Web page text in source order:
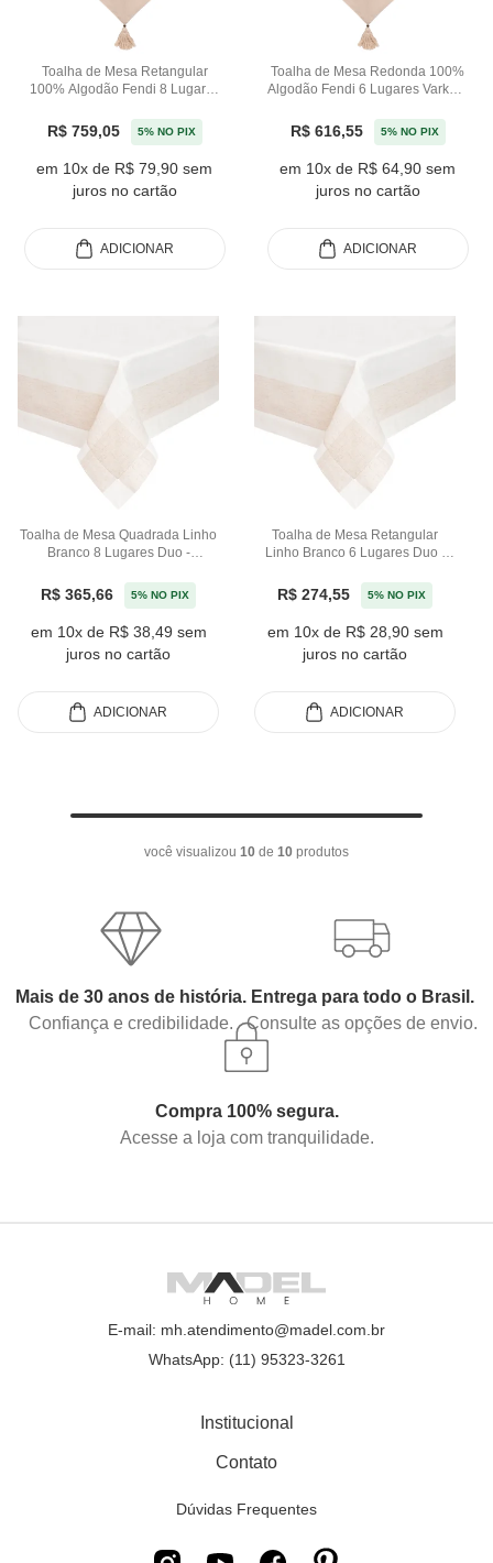
Toalha de Mesa Retangular
100% Algodão Fendi 8 Lugares
R$ 759,05 5% NO PIX
em 10x de R$ 79,90 sem
juros no cartão
ADICIONAR
Toalha de Mesa Redonda 100%
Algodão Fendi 6 Lugares Varkala
R$ 616,55 5% NO PIX
em 10x de R$ 64,90 sem
juros no cartão
ADICIONAR
Toalha de Mesa Quadrada Linho
Branco 8 Lugares Duo -
R$ 365,66 5% NO PIX
em 10x de R$ 38,49 sem
juros no cartão
ADICIONAR
Toalha de Mesa Retangular
Linho Branco 6 Lugares Duo -
R$ 274,55 5% NO PIX
em 10x de R$ 28,90 sem
juros no cartão
ADICIONAR
você visualizou 10 de 10 produtos
Mais de 30 anos de história.
Confiança e credibilidade.
Entrega para todo o Brasil.
Consulte as opções de envio.
Compra 100% segura.
Acesse a loja com tranquilidade.
E-mail: mh.atendimento@madel.com.br
WhatsApp: (11) 95323-3261
Institucional
Contato
Dúvidas Frequentes